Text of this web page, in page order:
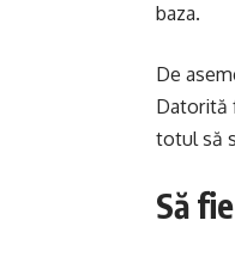
baza.
De
Datorită
totul să
Să